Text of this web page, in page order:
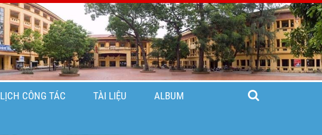
LỊCH CÔNG TÁC TÀI LIỆU ALBUM